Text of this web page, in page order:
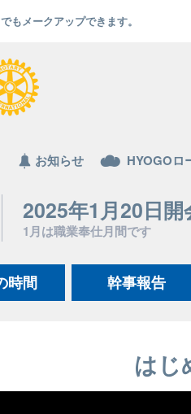
もメークアップできます。
お知らせ HYOGOロ
2025年1月20日開
1月は職業奉仕月間です
時間 幹事報告
はじ